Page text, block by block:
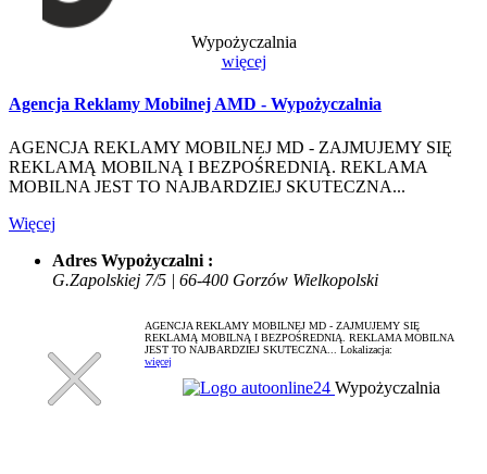
Wypożyczalnia
więcej
Agencja Reklamy Mobilnej AMD - Wypożyczalnia
AGENCJA REKLAMY MOBILNEJ MD - ZAJMUJEMY SIĘ
REKLAMĄ MOBILNĄ I BEZPOŚREDNIĄ. REKLAMA
MOBILNA JEST TO NAJBARDZIEJ SKUTECZNA...
Więcej
Adres Wypożyczalni :
G.Zapolskiej 7/5 | 66-400 Gorzów Wielkopolski
AGENCJA REKLAMY MOBILNEJ MD - ZAJMUJEMY SIĘ
REKLAMĄ MOBILNĄ I BEZPOŚREDNIĄ. REKLAMA MOBILNA
JEST TO NAJBARDZIEJ SKUTECZNA... Lokalizacja:
więcej
Wypożyczalnia